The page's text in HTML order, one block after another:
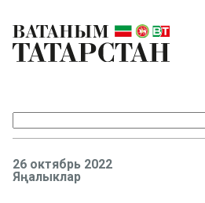
26 октябрь 2022
Яңалыклар